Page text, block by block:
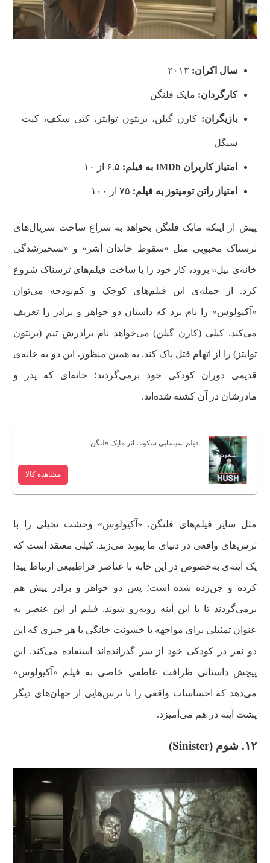
سال اکران:
کارگردان: مایک فلنگن
بازیگران: کارن گیلن، برنتون توایتز، کتی سکف، کیت
سیگل
امتیاز کاربران IMDbبه فیلم:
امتیاز راتن تومیتوز به فیلم:
پیش از اینکه مایک فلنگن بخواهد به سراغ ساخت سریال‌های
ترسناک محبوبی مثل «سقوط خاندان آشر» و «تسخیرشدگی
خانه‌ی بیل» برود، کار خود را با ساخت فیلم‌های ترسناک شروع
کرد. از جمله‌ی این فیلم‌های کوچک و کم‌بودجه می‌توان
«آکیولوس» را نام برد که داستان دو خواهر و برادر را تعریف
می‌کند. کیلی (کارن گیلن) می‌خواهد نام برادرش تیم (برنتون
توایتز) را از اتهام قتل پاک کند. به همین منظور، این دو به خانه‌ی
قدیمی دوران کودکی خود برمی‌گردند؛ خانه‌ای که پدر و
مادرشان در آن کشته شده‌اند.
فیلم سینمایی سکوت اثر مایک فلنگن
مشاهده کالا
مثل سایر فیلم‌های فلنگن، «آکیولوس» وحشت تخیلی را با
ترس‌های واقعی در دنیای ما پیوند می‌زند. کیلی معتقد است که
یک آینه‌ی به‌خصوص در این خانه با عناصر فراطبیعی ارتباط پیدا
کرده و جن‌زده شده است؛ پس دو خواهر و برادر پیش هم
برمی‌گردند تا با این آینه روبه‌رو شوند. فیلم از این عنصر به
عنوان تمثیلی برای مواجهه با خشونت خانگی یا هر چیزی که این
دو نفر در کودکی خود از سر گذرانده‌اند استفاده می‌کند. این
پیچش داستانی ظرافت عاطفی خاصی به فیلم «آکیولوس»
می‌دهد که احساسات واقعی را با ترس‌هایی از جهان‌های دیگر
پشت آینه در هم می‌آمیزد.
۱۲. شوم (Sinister)